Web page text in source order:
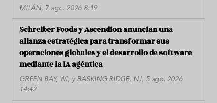
MILÁN, 7 ago. 2026 8:19
Schreiber Foods y Ascendion anuncian una
alianza estratégica para transformar sus
operaciones globales y el desarrollo de software
mediante la IA agéntica
GREEN BAY, WI, y BASKING RIDGE, NJ, 5 ago. 2026
14:42